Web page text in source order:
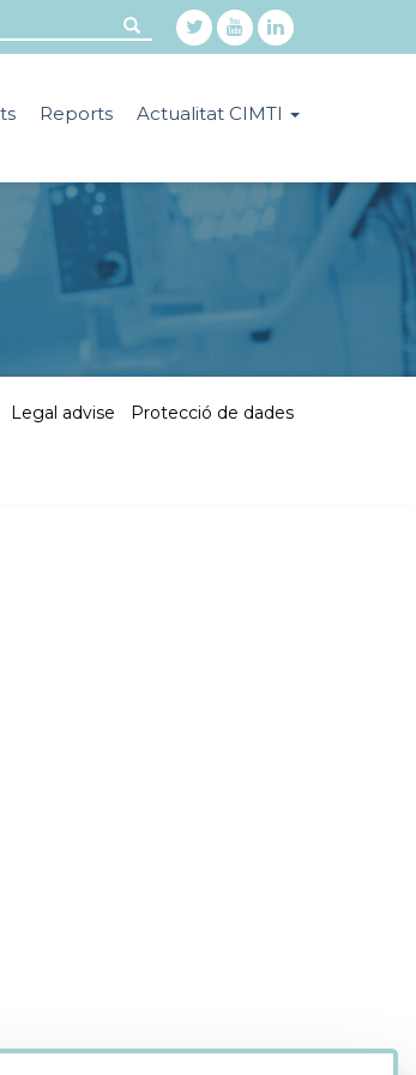
Reports Actualitat CIMTI
Legal advise Protecció de dades